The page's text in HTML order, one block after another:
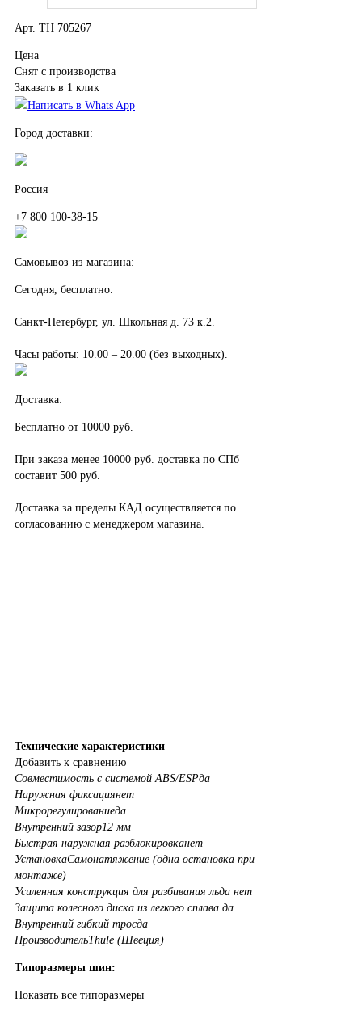
Арт. TH 705267
Цена
Снят с производства
Заказать в 1 клик
Написать в Whats App
Город доставки:
Россия
+7 800 100-38-15
Самовывоз из магазина:
Сегодня, бесплатно.
Санкт-Петербург, ул. Школьная д. 73 к.2.
Часы работы: 10.00 – 20.00 (без выходных).
Доставка:
Бесплатно от 10000 руб.
При заказа менее 10000 руб. доставка по СПб
составит 500 руб.
Доставка за пределы КАД осуществляется по
согласованию с менеджером магазина.
Технические характеристики
Добавить к сравнению
Совместимость с системой ABS/ESPда
Наружная фиксациянет
Микрорегулированиеда
Внутренний зазор12 мм
Быстрая наружная разблокировканет
УстановкаСамонатяжение (одна остановка при
монтаже)
Усиленная конструкция для разбивания льда нет
Защита колесного диска из легкого сплава да
Внутренний гибкий тросда
ПроизводительThule (Швеция)
Типоразмеры шин:
Показать все типоразмеры